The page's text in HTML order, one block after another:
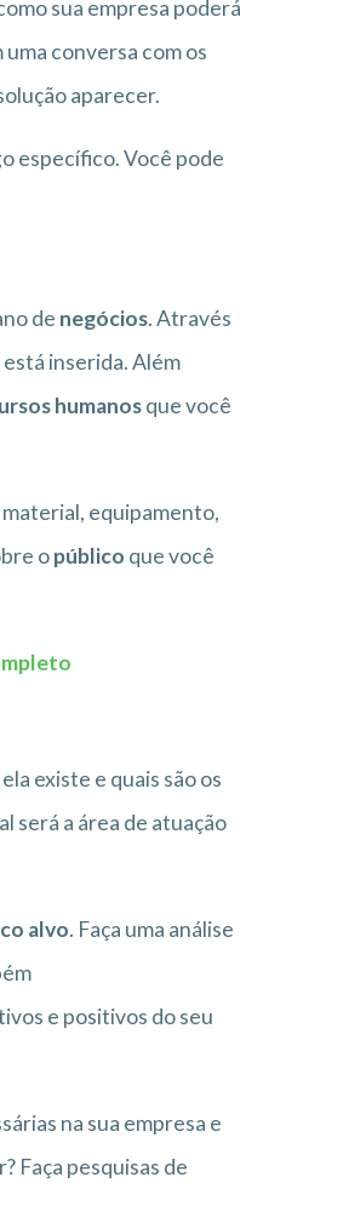
sua empresa poderá
conversa com os
aparecer.
específico. Você pode
de negócios. Através
inserida. Além
humanosque você
equipamento,
opúblico que você
existe e quais são os
será a área de atuação
alvo. Faça uma análise
e positivos do seu
na sua empresa e
Faça pesquisas de